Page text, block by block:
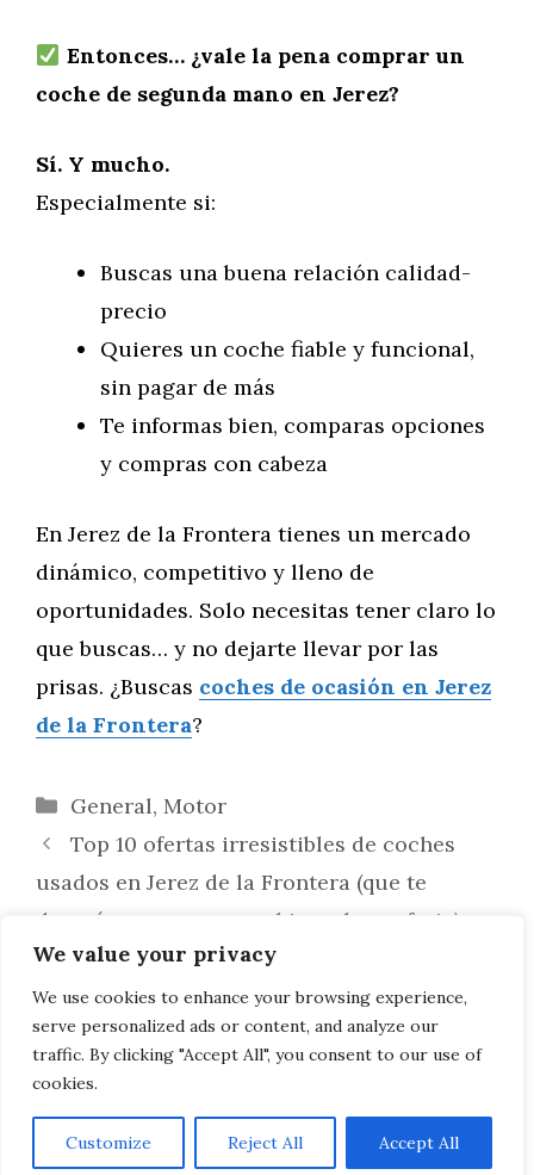
We value your privacy
We use cookies to enhance your browsing experience,
serve personalized ads or content, and analyze our
traffic. By clicking "Accept All", you consent to our use of
cookies.
Customize Reject All Accept All
Entonces… ¿vale la pena comprar un
coche de segunda mano en Jerez?
Sí. Y mucho.
Especialmente si:
Buscas una buena relación calidad-
precio
Quieres un coche fiable y funcional,
sin pagar de más
Te informas bien, comparas opciones
y compras con cabeza
En Jerez de la Frontera tienes un mercado
dinámico, competitivo y lleno de
oportunidades. Solo necesitas tener claro lo
que buscas… y no dejarte llevar por las
prisas. ¿Buscas coches de ocasión en Jerez
de la Frontera?
Categorías
General, Motor
Top 10 ofertas irresistibles de coches
usados en Jerez de la Frontera (que te
durarán menos que un bizcocho en feria)
Coches de segunda mano en Jerez: la
verdad que nadie te cuenta (pero deberías
saber antes de comprar)
AVISO LEGAL, POLITICA DE PRIVACIDAD, COOKIES